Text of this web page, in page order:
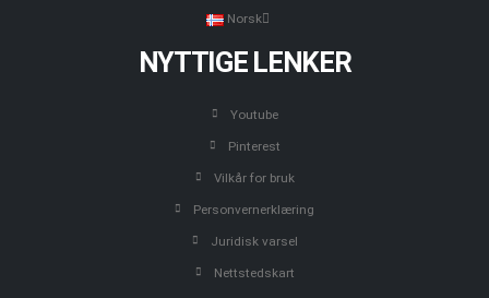
Norsk
NYTTIGE LENKER
Youtube
Pinterest
Vilkår for bruk
Personvernerklæring
Juridisk varsel
Nettstedskart